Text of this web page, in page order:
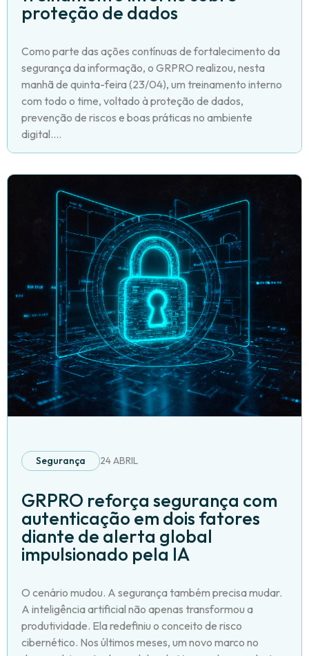
proteção de dados
Como parte das ações contínuas de fortalecimento da
segurança da informação, o GRPRO realizou, nesta
manhã de quinta-feira (23/04), um treinamento interno
com todo o time, voltado à proteção de dados,
prevenção de riscos e boas práticas no ambiente
digital....
Segurança 24 ABRIL
GRPRO reforça segurança com
autenticação em dois fatores
diante de alerta global
impulsionado pela IA
O cenário mudou. A segurança também precisa mudar.
A inteligência artificial não apenas transformou a
produtividade. Ela redefiniu o conceito de risco
cibernético. Nos últimos meses, um novo marco no